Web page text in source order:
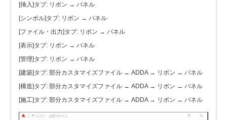
[挿入]タブ: リボン → パネル
[シンボル]タブ: リボン → パネル
[ファイル・出力]タブ: リボン → パネル
[表示]タブ: リボン → パネル
[管理]タブ: リボン → パネル
[建築]タブ: 部分カスタマイズファイル → ADDA → リボン → パネル
[構造]タブ: 部分カスタマイズファイル → ADDA → リボン → パネル
[施工]タブ: 部分カスタマイズファイル → ADDA → リボン → パネル